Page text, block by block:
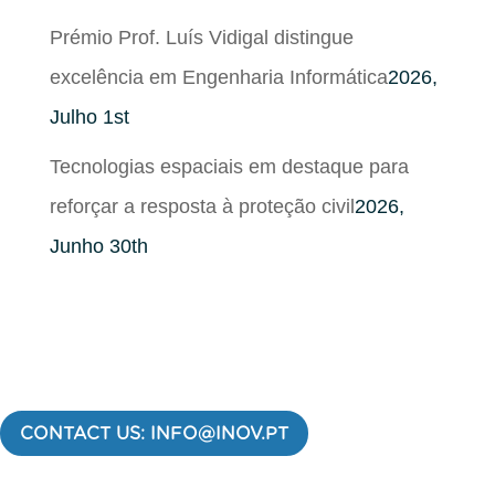
Prémio Prof. Luís Vidigal distingue
excelência em Engenharia Informática2026,
Julho 1st
Tecnologias espaciais em destaque para
reforçar a resposta à proteção civil2026,
Junho 30th
CONTACT US: INFO@INOV.PT